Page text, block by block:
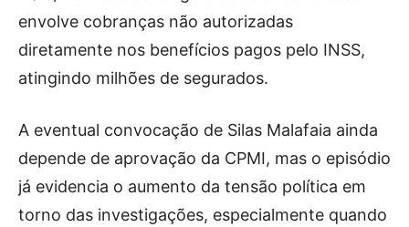
envolve cobranças não autorizadas
diretamente nos benefícios pagos pelo INSS,
atingindo milhões de segurados.
A eventual convocação de Silas Malafaia ainda
depende de aprovação da CPMI, mas o episódio
já evidencia o aumento da tensão política em
torno das investigações, especialmente quando